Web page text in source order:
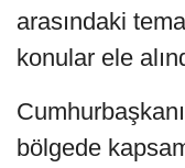
arasındaki
konular ele
bölgede